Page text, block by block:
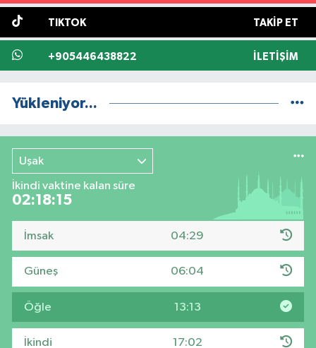
TIKTOK TAKIP ET
+905446438822 İLETIŞIM
Yükleniyor...
Uşak
İkindi vaktine kalan süre
02:18:14
İmsak 04:29
Güneş 06:04
Öğle 13:13
İkindi 17:02